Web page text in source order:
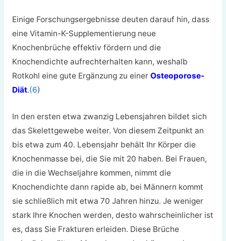
Einige Forschungsergebnisse deuten darauf hin, dass
eine Vitamin-K-Supplementierung neue
Knochenbrüche effektiv fördern und die
Knochendichte aufrechterhalten kann, weshalb
Rotkohl eine gute Ergänzung zu einer Osteoporose-
Diät.(6)
In den ersten etwa zwanzig Lebensjahren bildet sich
das Skelettgewebe weiter. Von diesem Zeitpunkt an
bis etwa zum 40. Lebensjahr behält Ihr Körper die
Knochenmasse bei, die Sie mit 20 haben. Bei Frauen,
die in die Wechseljahre kommen, nimmt die
Knochendichte dann rapide ab, bei Männern kommt
sie schließlich mit etwa 70 Jahren hinzu. Je weniger
stark Ihre Knochen werden, desto wahrscheinlicher ist
es, dass Sie Frakturen erleiden. Diese Brüche